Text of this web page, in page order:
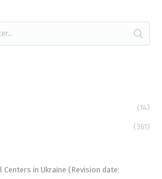
(14)
(361)
Centers in Ukraine (Revision date: